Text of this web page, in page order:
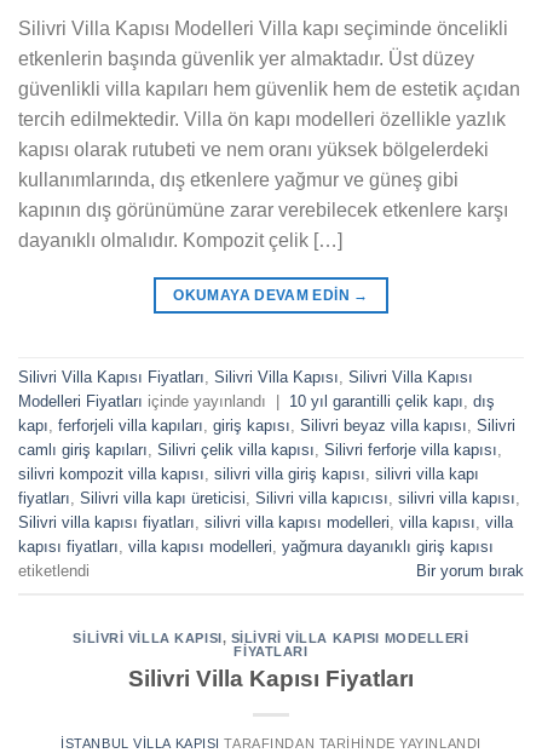
Silivri Villa Kapısı Modelleri Villa kapı seçiminde öncelikli
etkenlerin başında güvenlik yer almaktadır. Üst düzey
güvenlikli villa kapıları hem güvenlik hem de estetik açıdan
tercih edilmektedir. Villa ön kapı modelleri özellikle yazlık
kapısı olarak rutubeti ve nem oranı yüksek bölgelerdeki
kullanımlarında, dış etkenlere yağmur ve güneş gibi
kapının dış görünümüne zarar verebilecek etkenlere karşı
dayanıklı olmalıdır. Kompozit çelik […]
OKUMAYA DEVAM EDIN →
Silivri Villa Kapısı Fiyatları, Silivri Villa Kapısı, Silivri Villa Kapısı
Modelleri Fiyatları içinde yayınlandı 10 yıl garantilli çelik kapı, dış
kapı, ferforjeli villa kapıları, giriş kapısı, Silivri beyaz villa kapısı, Silivri
camlı giriş kapıları, Silivri çelik villa kapısı, Silivri ferforje villa kapısı,
silivri kompozit villa kapısı, silivri villa giriş kapısı, silivri villa kapı
fiyatları, Silivri villa kapı üreticisi, Silivri villa kapıcısı, silivri villa kapısı,
Silivri villa kapısı fiyatları, silivri villa kapısı modelleri, villa kapısı, villa
kapısı fiyatları, villa kapısı modelleri, yağmura dayanıklı giriş kapısı
etiketlendi
Bir yorum bırak
SILIVRI VILLA KAPISI, SILIVRI VILLA KAPISI MODELLERI
FIYATLARI
Silivri Villa Kapısı Fiyatları
İSTANBUL VILLA KAPISI TARAFINDAN TARIHINDE YAYINLANDI